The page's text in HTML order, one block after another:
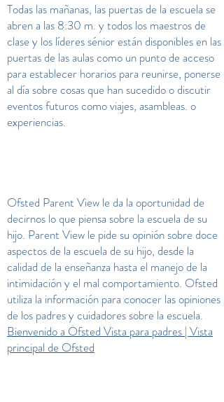
Todas las mañanas, las puertas de la escuela se
abren a las 8:30 m. y todos los maestros de
clase y los líderes sénior están disponibles en las
puertas de las aulas como un punto de acceso
para establecer horarios para reunirse, ponerse
al día sobre cosas que han sucedido o discutir
eventos futuros como viajes, asambleas. o
experiencias.
Ofsted Parent View le da la oportunidad de
decirnos lo que piensa sobre la escuela de su
hijo. Parent View le pide su opinión sobre doce
aspectos de la escuela de su hijo, desde la
calidad de la enseñanza hasta el manejo de la
intimidación y el mal comportamiento. Ofsted
utiliza la información para conocer las opiniones
de los padres y cuidadores sobre la escuela.
Bienvenido a Ofsted Vista para padres | Vista
principal de Ofsted